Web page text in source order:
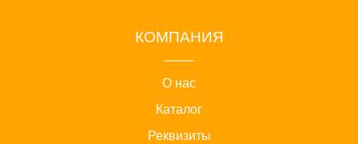
КОМПАНИЯ
О нас
Каталог
Реквизиты